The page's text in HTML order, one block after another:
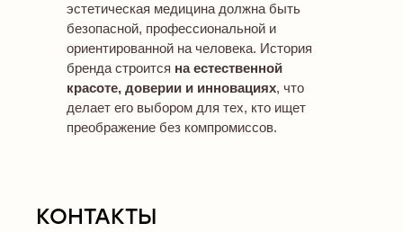
эстетическая медицина должна быть
безопасной, профессиональной и
ориентированной на человека. История
бренда строится на естественной
красоте, доверии и инновациях, что
делает его выбором для тех, кто ищет
преображение без компромиссов.
КОНТАКТЫ